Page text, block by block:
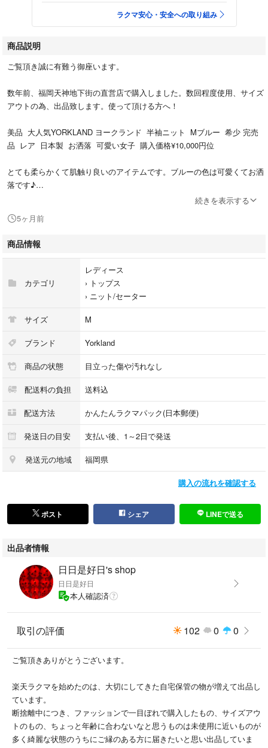
ラクマ安心・安全への取り組み
商品説明
ご覧頂き誠に有難う御座います。
数年前、福岡天神地下街の直営店で購入しました。数回程度使用、サイズ
アウトの為、出品致します。使って頂ける方へ！
美品 大人気YORKLAND ヨークランド 半袖ニット Mブルー 希少 完売
品 レア 日本製 お洒落 可愛い女子 購入価格¥10,000円位
とても柔らかくて肌触り良いのアイテムです。ブルーの色は可愛くてお洒
落です♪
実寸をご参照ください
着丈 約48cm（襟の付け根から裾までの寸法）
袖丈 約26cm
素 材：
ウール30%
商品状態：汚れや傷なども御座いません。大切に保管しております。まだ
☆ホームクリニンーグ済みですので、お届けましたら、すぐにご使用頂け
ます。
続きを表示する
5ヶ月前
商品情報
カテゴリ
レディース
› トップス
› ニット/セーター
サイズ M
ブランド Yorkland
商品の状態 目立った傷や汚れなし
配送料の負担 送料込
配送方法 かんたんラクマパック(日本郵便)
発送日の目安 支払い後、1～2日で発送
発送元の地域 福岡県
購入の流れを確認する
ポスト シェア LINEで送る
出品者情報
日日是好日's shop
日日是好日
本人確認済
取引の評価 102 0 0
ご覧頂きありがとうございます。
楽天ラクマを始めたのは、大切にしてきた自宅保管の物が増えて出品し
ています。
断捨離中につき、ファッションで一目ぼれで購入したもの、サイズアウ
トのもの、ちょっと年齢に合わないなと思うものは未使用に近いものが
多く綺麗な状態のうちにご縁のある方に届きたいと思い出品していま